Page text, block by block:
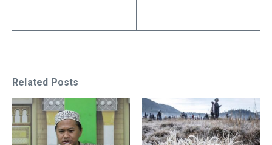
Related Posts